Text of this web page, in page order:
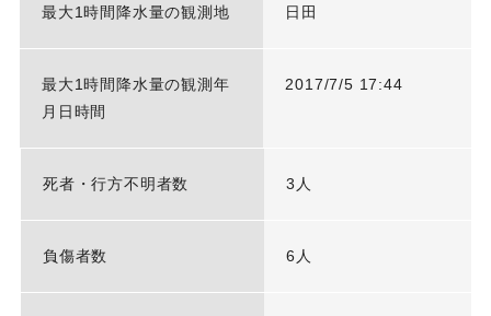
最大1時間降水量の観測地 日田
最大1時間降水量の観測年
月日時間
2017/7/5 17:44
死者・行方不明者数 3人
負傷者数 6人